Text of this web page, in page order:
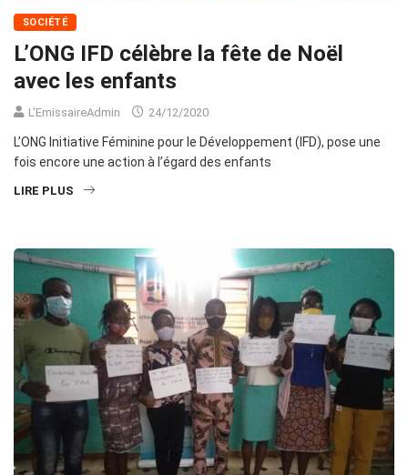
SOCIÉTÉ
L’ONG IFD célèbre la fête de Noël
avec les enfants
L'EmissaireAdmin 24/12/2020
L’ONG Initiative Féminine pour le Développement (IFD), pose une
fois encore une action à l’égard des enfants
LIRE PLUS